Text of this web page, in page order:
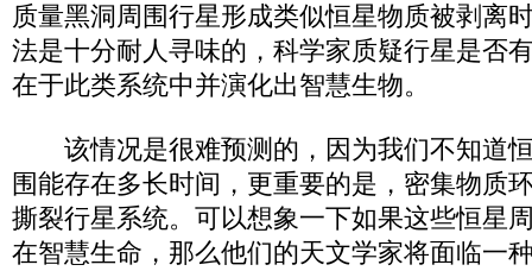
质量黑洞周围行星形成类似恒星物质被剥离
法是十分耐人寻味的，科学家质疑行星是否
在于此类系统中并演化出智慧生物。
该情况是很难预测的，因为我们不知道
围能存在多长时间，更重要的是，密集物质
撕裂行星系统。可以想象一下如果这些恒星
在智慧生命，那么他们的天文学家将面临一